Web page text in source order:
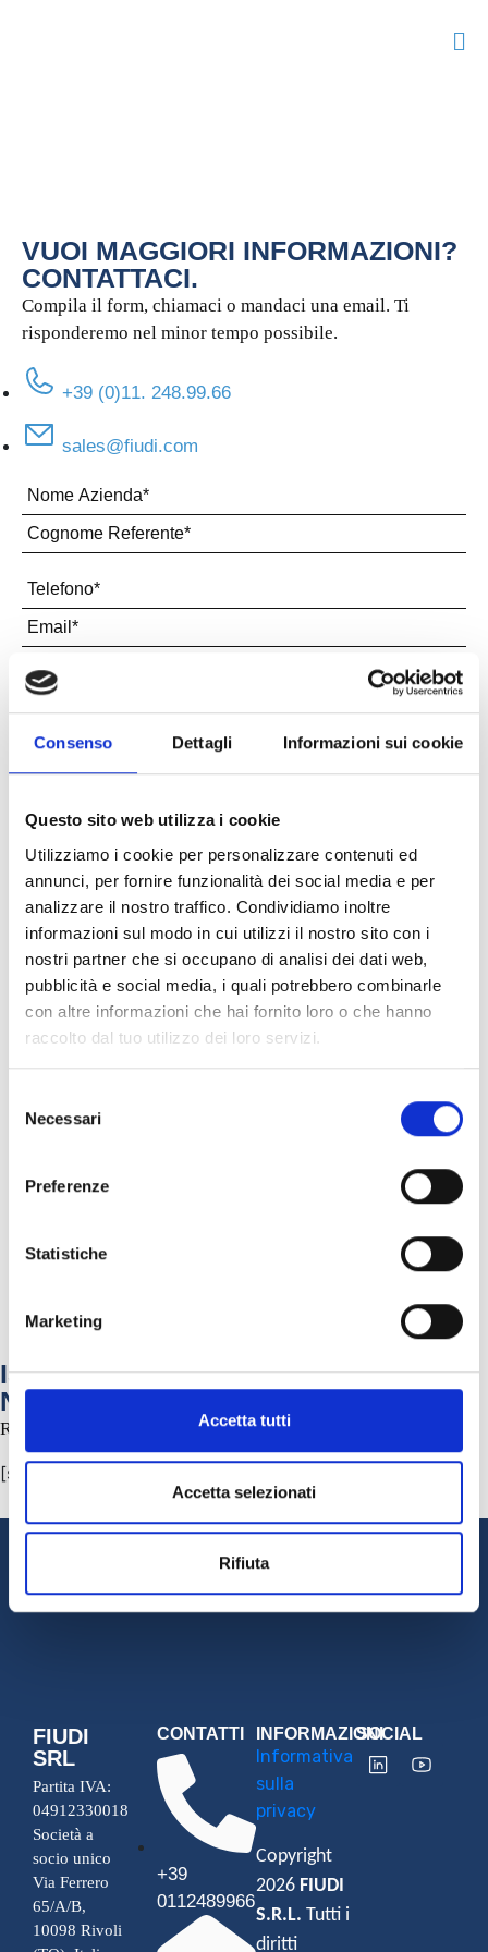
Consenso Dettagli Informazioni sui cookie
Questo sito web utilizza i cookie
Utilizziamo i cookie per personalizzare contenuti ed
annunci, per fornire funzionalità dei social media e per
analizzare il nostro traffico. Condividiamo inoltre
informazioni sul modo in cui utilizzi il nostro sito con i
nostri partner che si occupano di analisi dei dati web,
pubblicità e social media, i quali potrebbero combinarle
con altre informazioni che hai fornito loro o che hanno
raccolto dal tuo utilizzo dei loro servizi.
delNecessari
Preferenze
Statistiche
Marketing
Accetta tutti
Accetta selezionati
Rifiuta
VUOI MAGGIORI INFORMAZIONI?
CONTATTACI.
Compila il form, chiamaci o mandaci una email. Ti
risponderemo nel minor tempo possibile.
+39 (0)11. 248.99.66
sales@fiudi.com
Seleziona Paese e regione
Acconsento al trattamento dei miei dati e dichiaro di aver preso
visione dellaPrivacy Policydel sito *
Autorizzo l’invio di Newsletter
Rilascio il consenso per la profilazione
* dati obbligatori
ISCRIVITI ALLA NOSTRA
NEWSLETTER
Rimani aggiornato sulle nostre ultime novità
[sibwp_form id=1]
FIUDI
SRL
Partita IVA:
04912330018
Società a
socio unico
Via Ferrero
65/A/B,
10098 Rivoli
CONTATTI
+39
0112489966
INFORMAZIONI
Informativa
sulla
privacy
Copyright
2026 FIUDI
S.R.L. Tutti i
diritti
SOCIAL